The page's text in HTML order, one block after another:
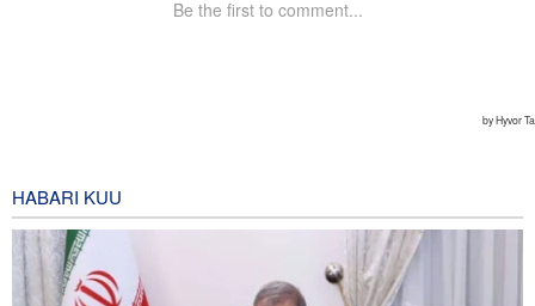
HABARI KUU